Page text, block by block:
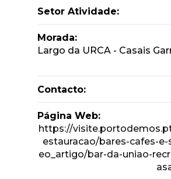
Setor Atividade:
Morada:
Largo da URCA - Casais
Contacto:
Página Web:
https://
estauracao/bares-cafes-e-
eo_artigo/bar-da-uniao-